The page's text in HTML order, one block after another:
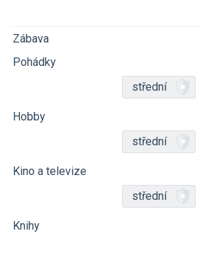
Zábava
Pohádky
střední
Hobby
střední
Kino a televize
střední
Knihy